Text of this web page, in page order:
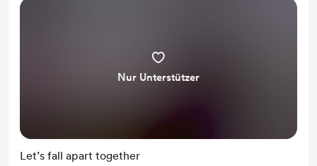
Nur Unterstützer
Let’s fall apart together